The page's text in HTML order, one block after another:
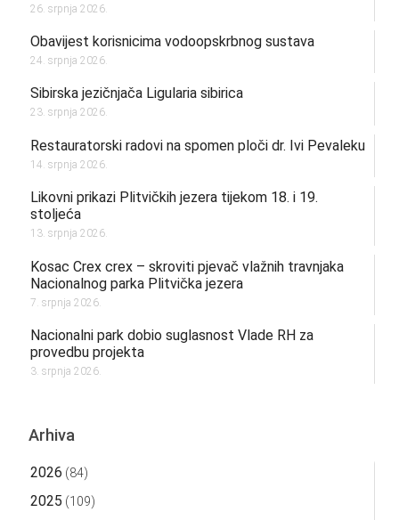
26. srpnja 2026.
Obavijest korisnicima vodoopskrbnog sustava
24. srpnja 2026.
Sibirska jezičnjača Ligularia sibirica
23. srpnja 2026.
Restauratorski radovi na spomen ploči dr. Ivi Pevaleku
14. srpnja 2026.
Likovni prikazi Plitvičkih jezera tijekom 18. i 19.
stoljeća
13. srpnja 2026.
Kosac Crex crex – skroviti pjevač vlažnih travnjaka
Nacionalnog parka Plitvička jezera
7. srpnja 2026.
Nacionalni park dobio suglasnost Vlade RH za
provedbu projekta
3. srpnja 2026.
Arhiva
2026 (84)
2025 (109)